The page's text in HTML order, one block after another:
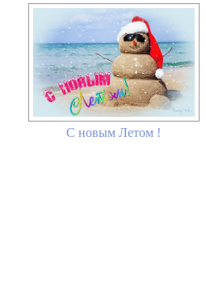
С новым Летом !